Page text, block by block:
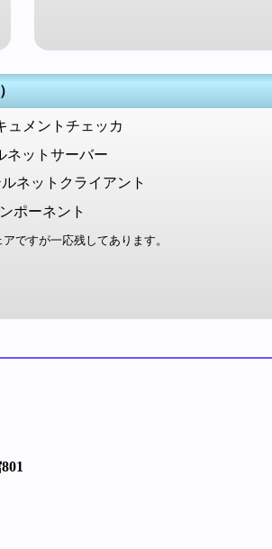
ュメントチェッカ
ネットサーバー
ネットクライアント
ポーネント
ですが一応残してあります。